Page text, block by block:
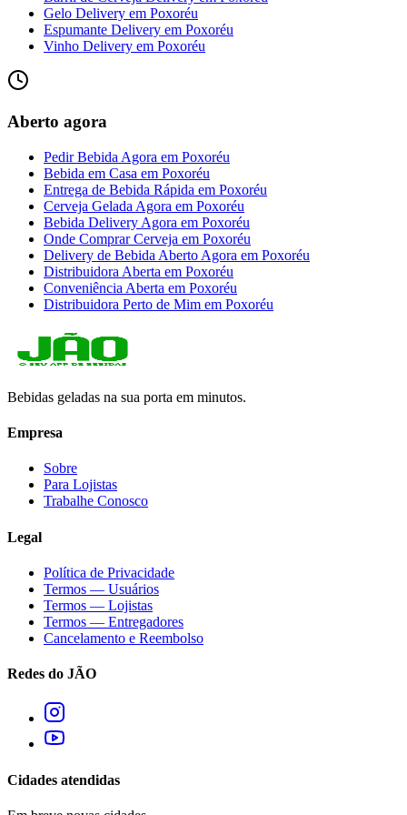
Gelo Delivery em Poxoréu
Espumante Delivery em Poxoréu
Vinho Delivery em Poxoréu
Aberto agora
Pedir Bebida Agora em Poxoréu
Bebida em Casa em Poxoréu
Entrega de Bebida Rápida em Poxoréu
Cerveja Gelada Agora em Poxoréu
Bebida Delivery Agora em Poxoréu
Onde Comprar Cerveja em Poxoréu
Delivery de Bebida Aberto Agora em Poxoréu
Distribuidora Aberta em Poxoréu
Conveniência Aberta em Poxoréu
Distribuidora Perto de Mim em Poxoréu
Bebidas geladas na sua porta em minutos.
Empresa
Sobre
Para Lojistas
Trabalhe Conosco
Legal
Política de Privacidade
Termos — Usuários
Termos — Lojistas
Termos — Entregadores
Cancelamento e Reembolso
Redes do JÃO
Cidades atendidas